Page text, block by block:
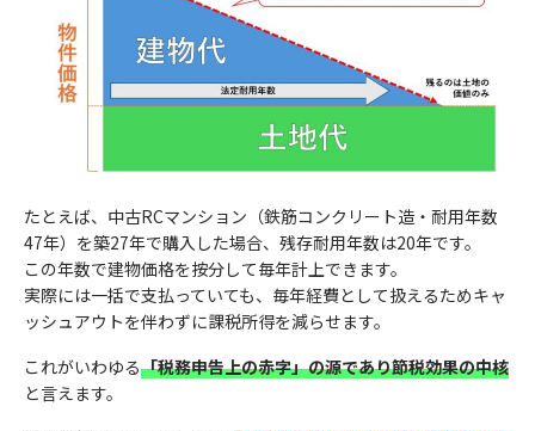
たとえば、中古RCマンション（鉄筋コンクリート造・耐用年数
47年）を築27年で購入した場合、残存耐用年数は20年です。
この年数で建物価格を按分して毎年計上できます。
実際には一括で支払っていても、毎年経費として扱えるためキャ
ッシュアウトを伴わずに課税所得を減らせます。
これがいわゆる「税務申告上の赤字」の源であり節税効果の中核
と言えます。
(代理店) セットライフエージェンシー株式会社
(所在地) 東京都千代田区飯田橋1-3-7 JC九段下ビル8Ｆ
(電話番号) 03-5357-1971
当社の個人情報の取扱いおよび安全管理に係る適切な措置につい
ては、適宜見直し、改善いたします。
10）個人情報保護法に基づく保有個人データ開示、訂正等また
個人情報保護法に基づく保有個人データに関する開示、訂正等ま
保険会社に対してお取次ぎいたします。
11）お問い合わせ・ご相談・苦情へのご対応
当社は個人情報の取扱いに関する苦情・ご相談に迅速にご対応い
たします。
ご連絡の先は下記のお問い合わせ窓口となります。また保険事故
に関する照会については下記お問い合わせ窓口のほか、保険証券
えで、ご対応させていただきます。
制定日
2023年4月
(代理店) セットライフエージェンシー株式会社
(電話番号) 03-5357-1971
(受付時間) 10時〜 20時